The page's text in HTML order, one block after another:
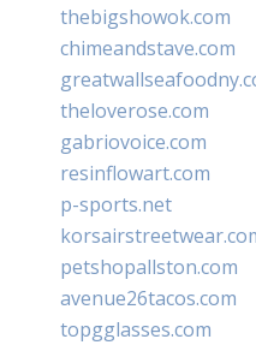
thebigshowok.com
chimeandstave.com
theloverose.com
gabriovoice.com
resinflowart.com
p-sports.net
petshopallston.com
avenue26tacos.com
topgglasses.com